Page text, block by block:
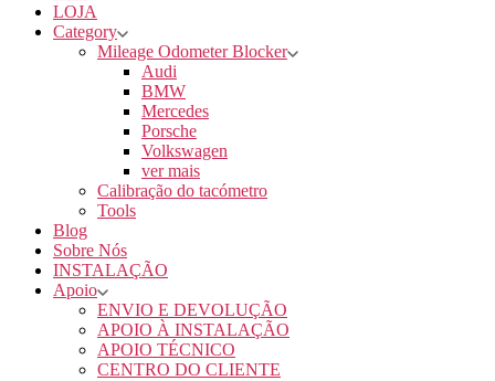
LOJA
Category
Mileage Odometer Blocker
Audi
BMW
Mercedes
Porsche
Volkswagen
ver mais
Calibração do tacómetro
Tools
Blog
Sobre Nós
INSTALAÇÃO
Apoio
ENVIO E DEVOLUÇÃO
APOIO À INSTALAÇÃO
APOIO TÉCNICO
CENTRO DO CLIENTE